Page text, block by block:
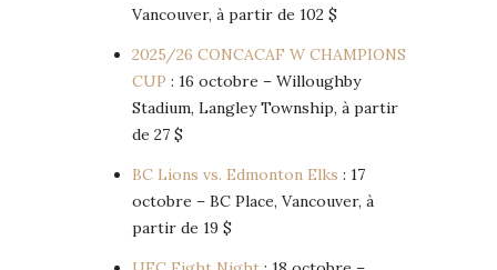
Vancouver, à partir de 102 $
2025/26 CONCACAF W CHAMPIONS
CUP : 16 octobre – Willoughby
Stadium, Langley Township, à partir
de 27 $
BC Lions vs. Edmonton Elks : 17
octobre – BC Place, Vancouver, à
partir de 19 $